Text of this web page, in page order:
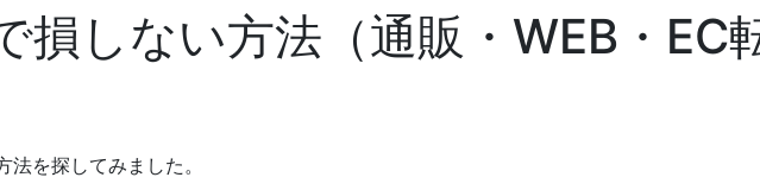
損しない方法（通販・WEB・EC
を探してみました。